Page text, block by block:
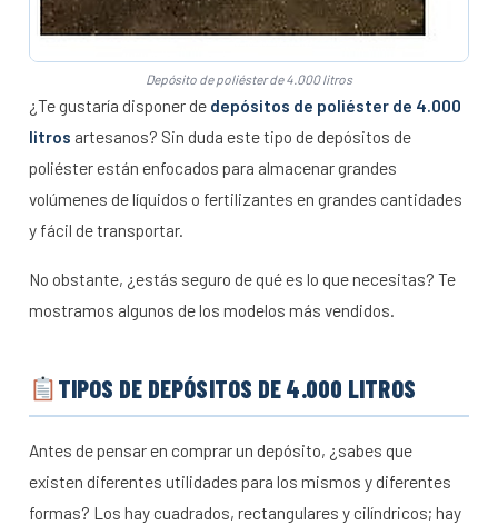
Depósito de poliéster de 4.000 litros
¿Te gustaría disponer de depósitos de poliéster de 4.000
litros artesanos? Sin duda este tipo de depósitos de
poliéster están enfocados para almacenar grandes
volúmenes de líquidos o fertilizantes en grandes cantidades
y fácil de transportar.
No obstante, ¿estás seguro de qué es lo que necesitas? Te
mostramos algunos de los modelos más vendidos.
TIPOS DE DEPÓSITOS DE 4.000 LITROS
Antes de pensar en comprar un depósito, ¿sabes que
existen diferentes utilidades para los mismos y diferentes
formas? Los hay cuadrados, rectangulares y cilíndricos; hay